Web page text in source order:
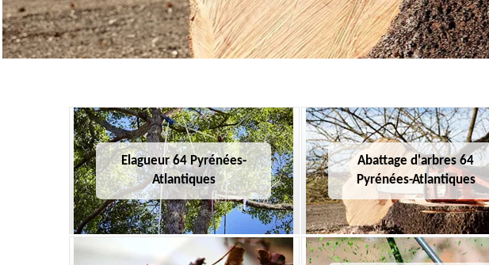
Elagueur 64 Pyrénées-
Atlantiques
Abattage d'arbres 64
Pyrénées-Atlantiques